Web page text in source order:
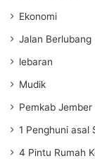
Ekonomi
Jalan Berlubang
lebaran
Mudik
Pemkab Jember
1 Penghuni asal
4 Pintu Rumah